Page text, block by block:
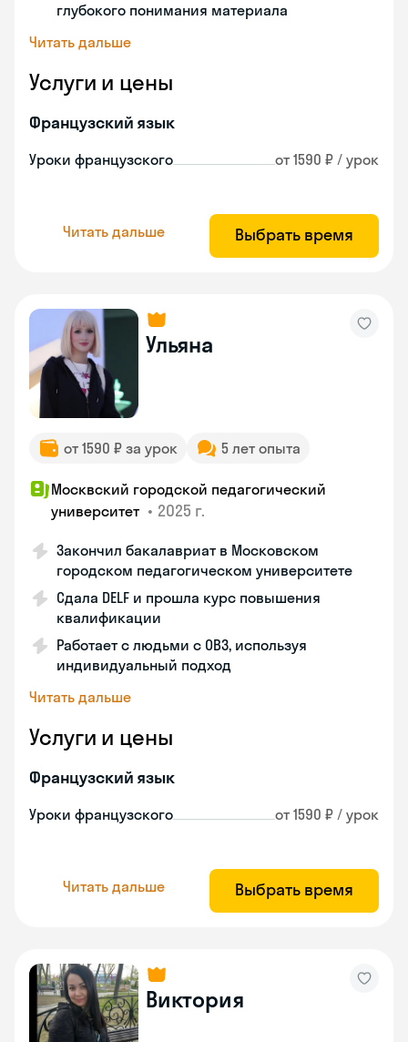
глубокого понимания материала
Читать дальше
Услуги и цены
Французский язык
Уроки французского от 1590 ₽ / урок
Читать дальше Выбрать время
Ульяна
от 1590 ₽ за урок 5 лет опыта
Москвский городской педагогический
университет • 2025 г.
Закончил бакалавриат в Московском
городском педагогическом университете
Сдала DELF и прошла курс повышения
квалификации
Работает с людьми с ОВЗ, используя
индивидуальный подход
Читать дальше
Услуги и цены
Французский язык
Уроки французского от 1590 ₽ / урок
Читать дальше Выбрать время
Виктория